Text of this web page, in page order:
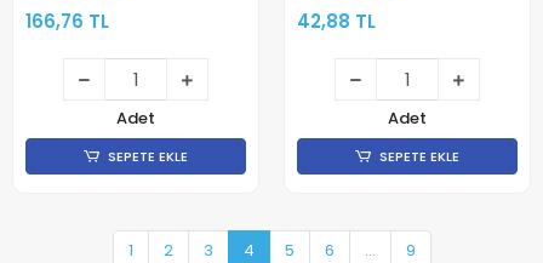
166,76 TL
Adet
SEPETE EKLE
42,88 TL
Adet
SEPETE EKLE
1 2 3 4 5 6 ... 9